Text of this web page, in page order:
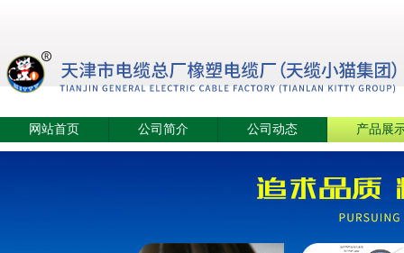
网站首页 公司简介 公司动态 产品展